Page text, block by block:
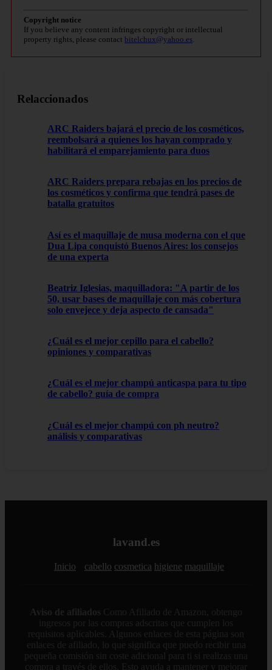
Copyright notice
If you believe any content infringes copyright or intellectual
property rights, please contact bitelchux@yahoo.es
Relaccionados
ARC Raiders bajará el precio de los cosméticos,
reembolsará a quienes los hayan comprado y
habilitará el emparejamiento para duos
ARC Raiders prepara rebajas en los precios de
los cosméticos y confirma que tendrá pases de
batalla gratuitos
Así es el maquillaje de musa moderna con el que
Dua Lipa conquistó Buenos Aires: los consejos
de una experta
Beatriz Iglesias, maquilladora: "A partir de los
50, usar bases de maquillaje con más cobertura
solo envejece y deja aspecto de cansada"
¿Cuál es el mejor cepillo para el cabello?
opiniones y comparativas
¿Cuál es el mejor champú anticaspa para tu tipo
de cabello? guía de compra
¿Cuál es el mejor champú con ph neutro?
análisis y comparativas
lavand.es
Inicio cabello cosmetica higiene maquillaje
Aviso de afiliados Como Afiliado de Amazon, obtengo
ingresos por las compras adscritas que cumplen los
requisitos aplicables. Algunos enlaces de esta página son
enlaces de afiliado, lo que significa que puedo recibir una
pequeña comisión sin coste adicional para ti si realizas una
compra a través de ellos. Esto ayuda a mantener y mejorar